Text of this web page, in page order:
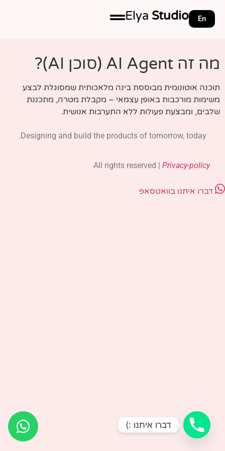
En
Elya Studio
מה זה AI Agent (סוכן AI)?
תוכנה אוטונומית מבוססת בינה מלאכותית שמסוגלת לבצע
משימות מורכבות באופן עצמאי – מקבלת מטרה, מתכננת
שלבים, ומבצעת פעולות ללא התערבות אנושית.
Designing and build the products of tomorrow, today.
All rights reserved | Privacy-policy
דברו איתנו בוואטסאפ
דברו איתנו :)